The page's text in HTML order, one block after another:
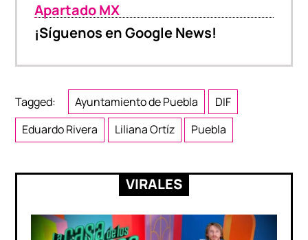
Apartado MX
¡Síguenos en Google News!
Tagged: Ayuntamiento de Puebla
DIF
Eduardo Rivera
Liliana Ortíz Puebla
VIRALES